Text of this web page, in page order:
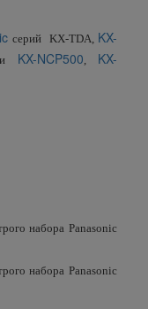
серий KX-TDA, KX-
KX-NCP500
KX-
набора Panasonic
набора Panasonic